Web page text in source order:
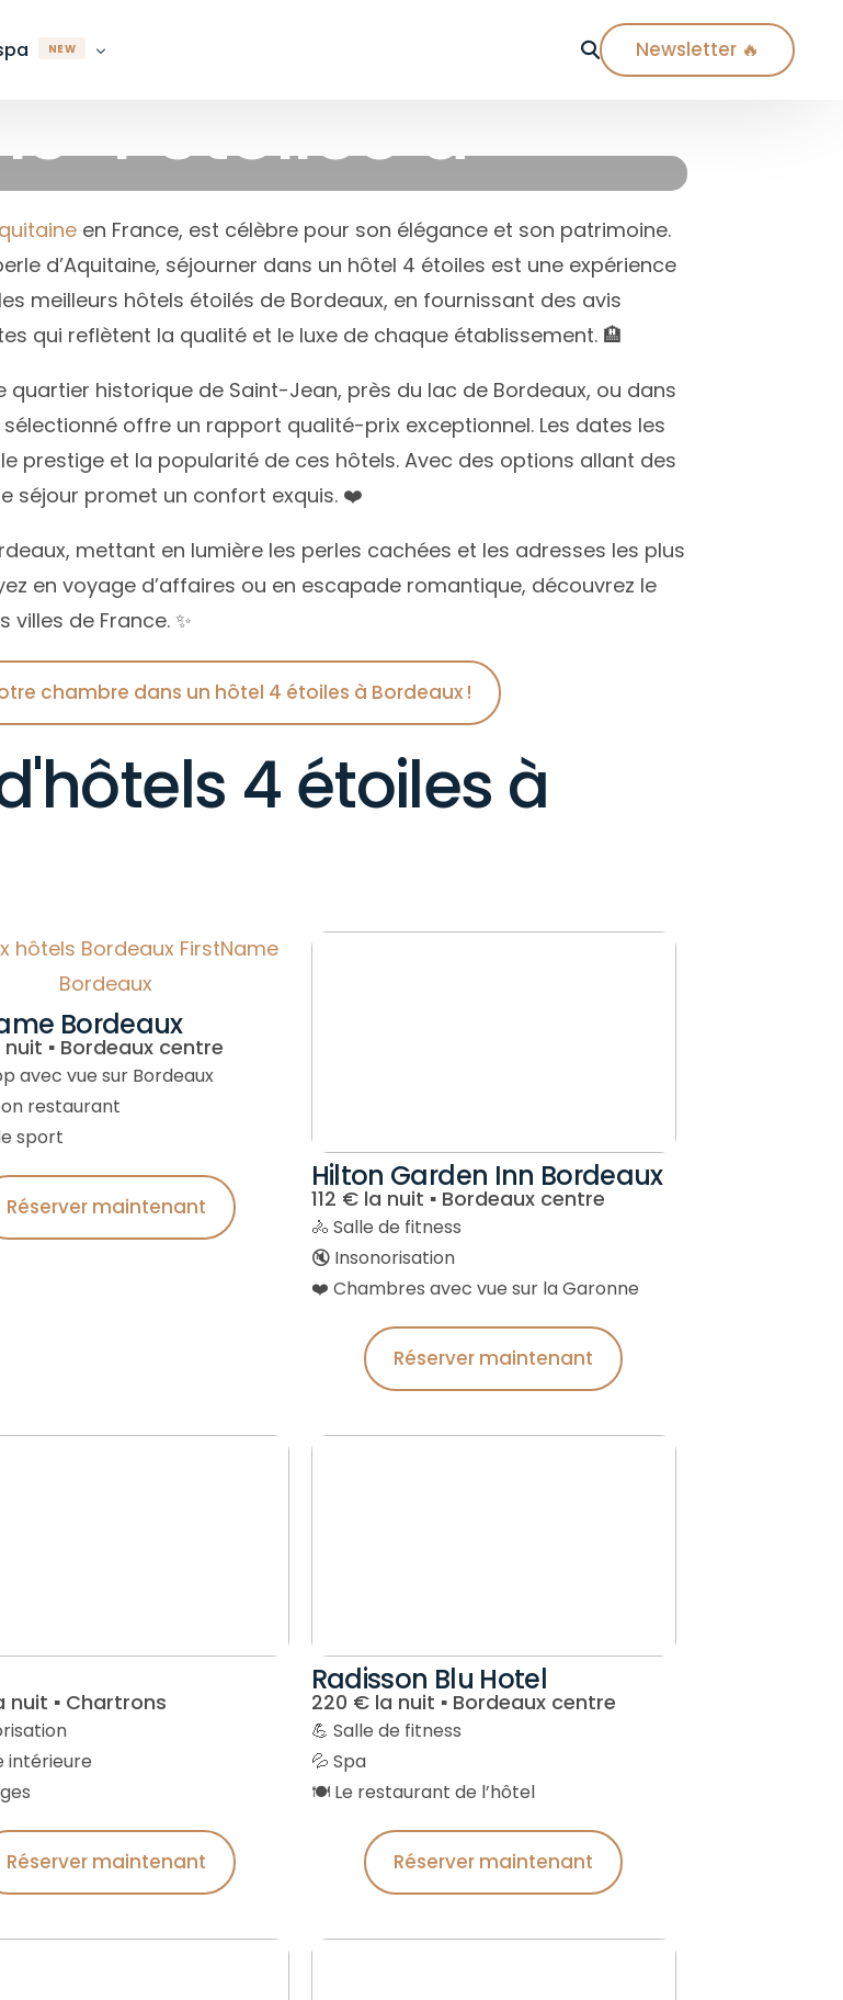
Ville
Paris
Lyon
Marseille
Nice
Biarritz
Toulouse
Bordeaux
Alpes
d’Azur
Département
Alpes-Maritimes
Bas-Rhin
Bouches-du-Rhône
Gironde
Haute-Garonne
Hérault
Ille-et-Vilaine
Pyrénées-Atlantiques
Rhône
Savoie
Seine-Maritime
Var
Vaucluse
Ville
Paris
Lyon
Marseille
Nice
Biarritz
Toulouse
Bordeaux
NEW
Ville
Biarritz
Bordeaux
Caen
Marseille
Megève
Nice
Paris
Saint-Malo
Saint-Tropez
Strasbourg
Newsletter 🔥
4 étoiles à
en France, est célèbre pour son élégance et son patrimoine.
d’Aquitaine, séjourner dans un hôtel 4 étoiles est une expérience
meilleurs hôtels étoilés de Bordeaux, en fournissant des avis
qui reflètent la qualité et le luxe de chaque établissement. 🏨
historique de Saint-Jean, près du lac de Bordeaux, ou dans
offre un rapport qualité-prix exceptionnel. Les dates les
prestige et la popularité de ces hôtels. Avec des options allant des
séjour promet un confort exquis. ❤️
mettant en lumière les perles cachées et les adresses les plus
en voyage d’affaires ou en escapade romantique, découvrez le
de France. ✨
chambre dans un hôtel 4 étoiles à Bordeaux !
4 étoiles à
Bordeaux
▪︎ Bordeaux centre
avec vue sur Bordeaux
restaurant
sport
Réserver maintenant
Hilton Garden Inn Bordeaux
112 € la nuit ▪︎ Bordeaux centre
🚴 Salle de fitness
🔇 Insonorisation
❤️ Chambres avec vue sur la Garonne
Réserver maintenant
nuit ▪︎ Chartrons
intérieure
Réserver maintenant
Radisson Blu Hotel
220 € la nuit ▪︎ Bordeaux centre
💪 Salle de fitness
💦 Spa
🍽️ Le restaurant de l’hôtel
Réserver maintenant